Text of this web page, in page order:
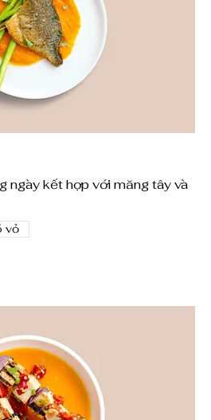
ngày kết hợp với măng tây và
vỏ